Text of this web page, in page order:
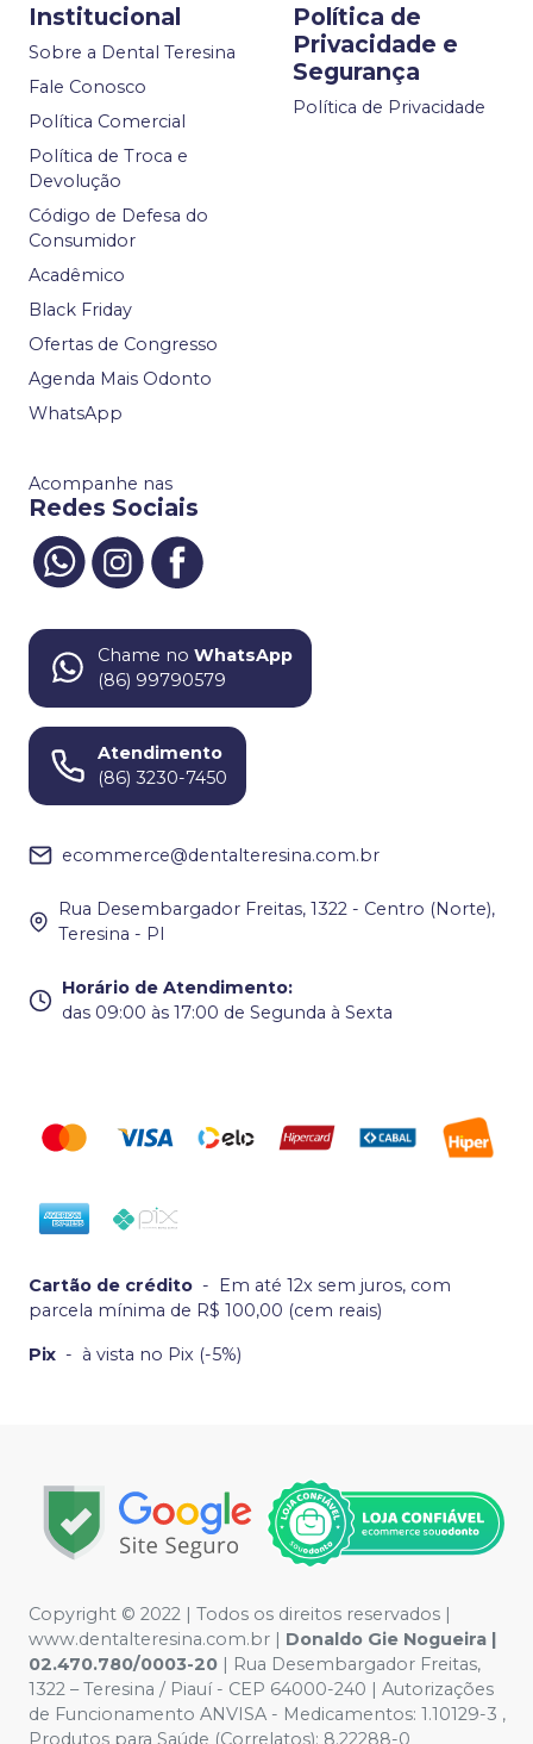
Institucional
Sobre a Dental Teresina
Fale Conosco
Política Comercial
Política de Troca e
Devolução
Código de Defesa do
Consumidor
Acadêmico
Black Friday
Ofertas de Congresso
Agenda Mais Odonto
WhatsApp
Política de
Privacidade e
Segurança
Política de Privacidade
Acompanhe nas
Redes Sociais
Chame no WhatsApp
(86) 99790579
Atendimento
(86) 3230-7450
ecommerce@dentalteresina.com.br
Rua Desembargador Freitas, 1322 - Centro (Norte),
Teresina - PI
Horário de Atendimento:
das 09:00 às 17:00 de Segunda à Sexta
Cartão de crédito - Em até 12x sem juros, com
parcela mínima de R$ 100,00 (cem reais)
Pix - à vista no Pix (-5%)
Copyright © 2022 | Todos os direitos reservados |
www.dentalteresina.com.br | Donaldo Gie Nogueira |
02.470.780/0003-20 | Rua Desembargador Freitas,
1322 – Teresina / Piauí - CEP 64000-240 | Autorizações
de Funcionamento ANVISA - Medicamentos: 1.10129-3 ,
Produtos para Saúde (Correlatos): 8.22288-0